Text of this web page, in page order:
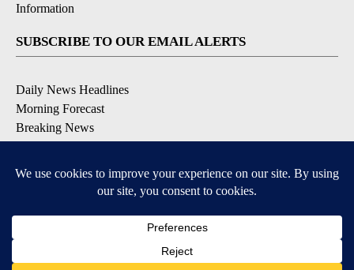
Information
SUBSCRIBE TO OUR EMAIL ALERTS
Daily News Headlines
Morning Forecast
Breaking News
Coronavirus Updates
DOWNLOAD OUR APPS
Available for iOS and Android